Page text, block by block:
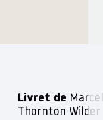
Livret de
Thornton Wilder